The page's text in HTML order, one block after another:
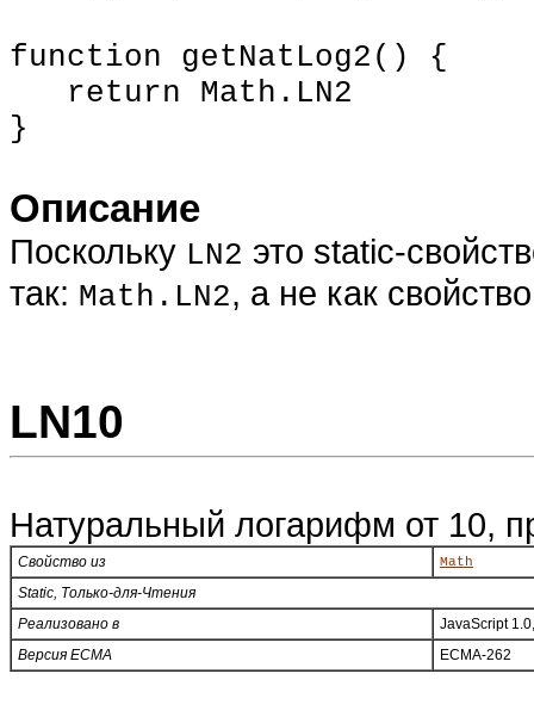
function getNatLog2() {
return Math .LN2
}
Описание
Поскольку LN2 это static-
так: Math.LN2, а не как
LN10
Натуральный логарифм от 10,
Свойство из Math
Static, Только-для-Чтения
Реализовано в
JavaScript
Версия ECMA
ECMA-262